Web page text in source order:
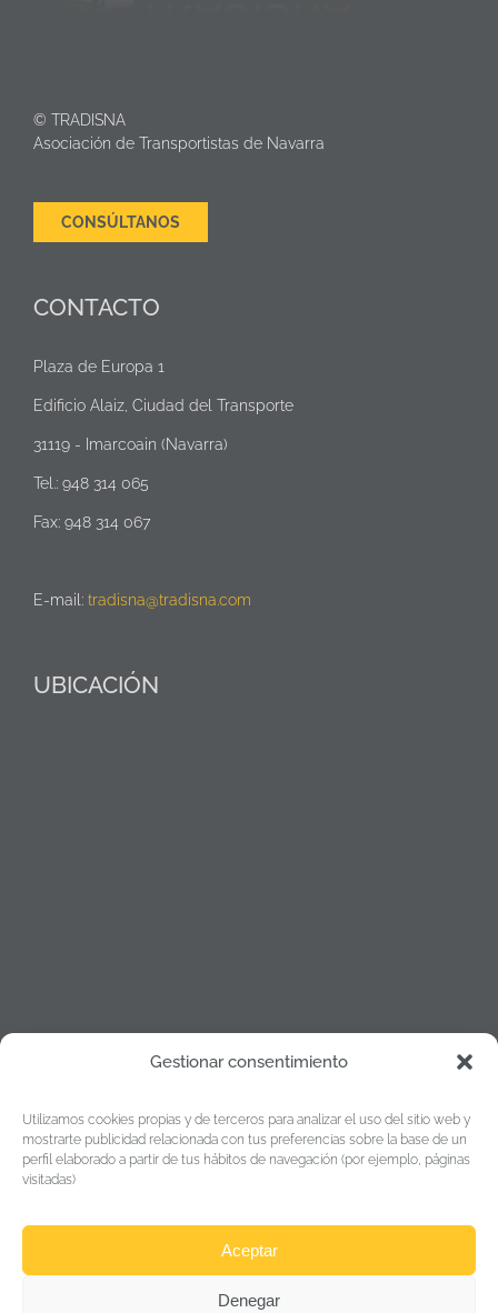
Gestionar consentimiento
Utilizamos cookies propias y de terceros para analizar el uso del sitio web y
mostrarte publicidad relacionada con tus preferencias sobre la base de un
perfil elaborado a partir de tus hábitos de navegación (por ejemplo, páginas
visitadas)
Aceptar
Denegar
© TRADISNA
Asociación de Transportistas de Navarra
CONSÚLTANOS
CONTACTO
Plaza de Europa 1
Edificio Alaiz, Ciudad del Transporte
31119 - Imarcoain (Navarra)
Tel.: 948 314 065
Fax: 948 314 067
E-mail: tradisna@tradisna.com
UBICACIÓN
Política de Privacidad
Aviso legal
de Navarra al amparo de la convocatoria de Fomento de la